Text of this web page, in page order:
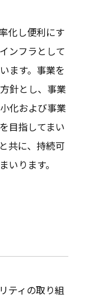
化し便利にす
ンフラとして
ます。事業を
針とし、事業
化および事業
目指してまい
共に、持続可
いります。
ティの取り組